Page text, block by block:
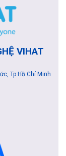
Tp Hồ Chí Minh
VIHAT